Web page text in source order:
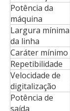
Potência da
máquina
Largura mínima
da linha
Caráter mínimo
Repetibilidade
Velocidade de
digitalização
Potência de
saída